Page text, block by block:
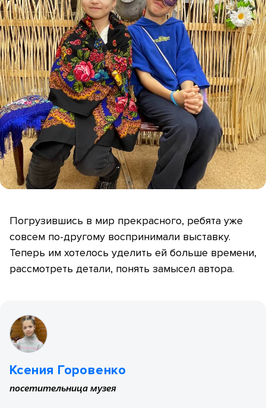
Погрузившись в мир прекрасного, ребята уже
совсем по-другому воспринимали выставку.
Теперь им хотелось уделить ей больше времени,
рассмотреть детали, понять замысел автора.
Ксения Горовенко
посетительница музея